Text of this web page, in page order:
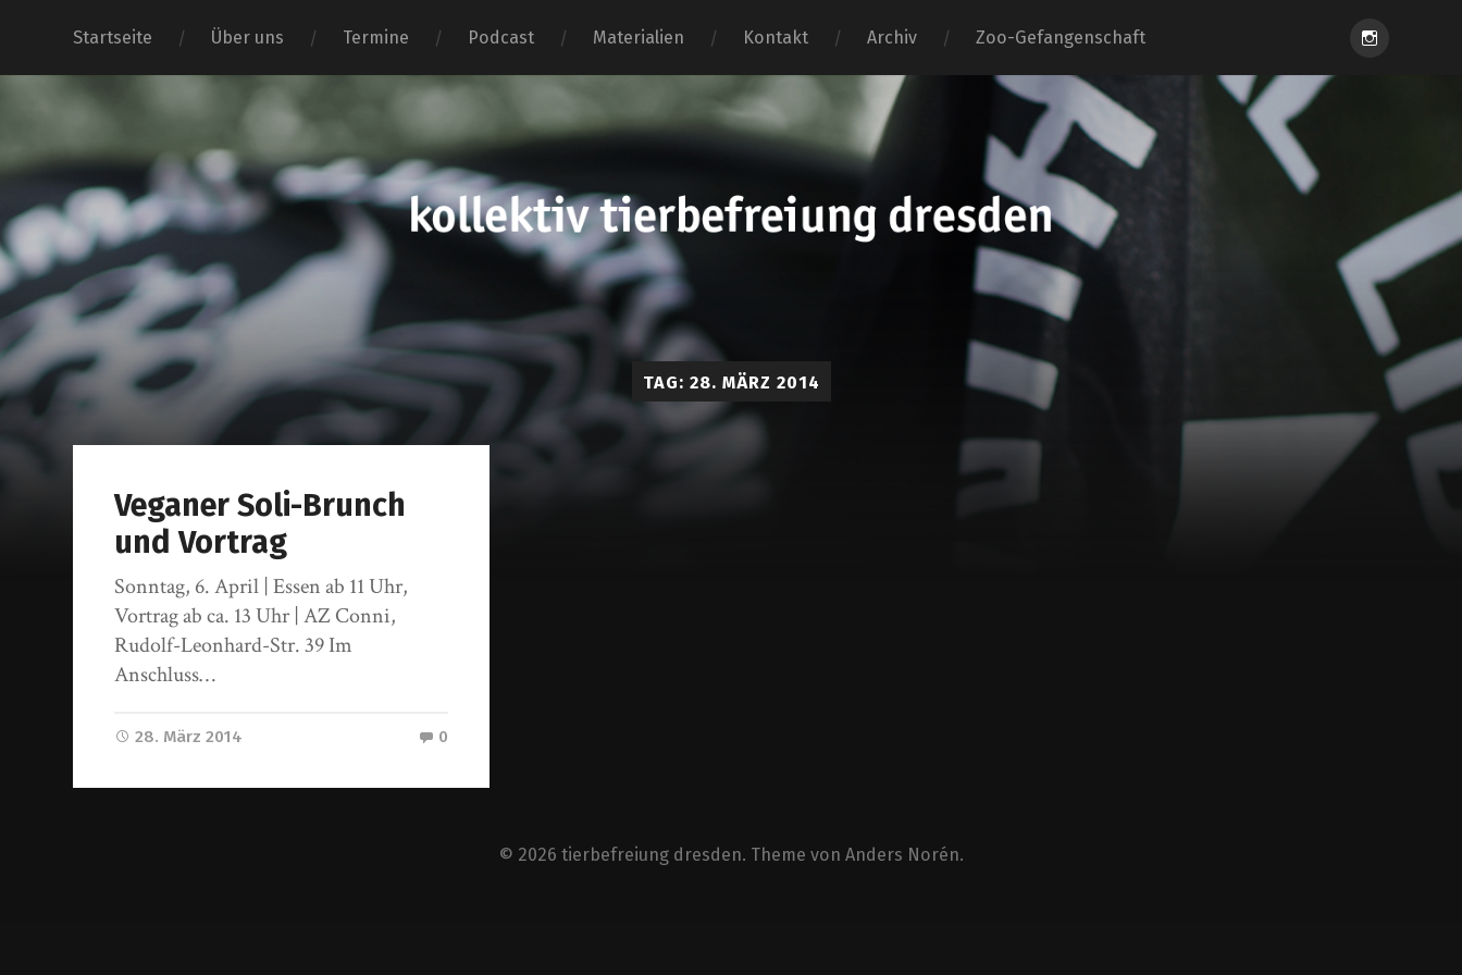
Startseite Über uns Termine Podcast Materialien Kontakt Archiv Zoo-Gefangenschaft Instagram
tierbefreiung
dresden
TAG: 28. MÄRZ 2014
Veganer Soli-Brunch
und Vortrag
Sonntag, 6. April | Essen ab 11 Uhr,
Vortrag ab ca. 13 Uhr | AZ Conni,
Rudolf-Leonhard-Str. 39 Im
Anschluss…
28. März 2014 0
© 2026 tierbefreiung dresden. Theme von Anders Norén.